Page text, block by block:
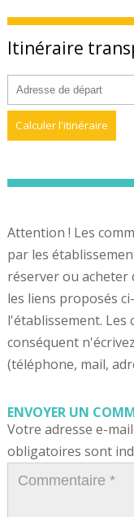
Itinéraire
Attention ! Les
par les
réserver ou acheter
les liens proposés
l'établissement. Les
conséquent
(téléphone, mail,
ENVOYER UN
Votre adresse e-
obligatoires sont